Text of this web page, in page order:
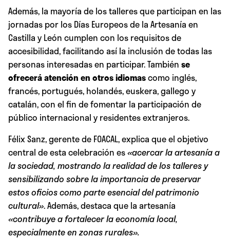
Además, la mayoría de los talleres que participan en las
jornadas por los Días Europeos de la Artesanía en
Castilla y León cumplen con los requisitos de
accesibilidad, facilitando así la inclusión de todas las
personas interesadas en participar. También se
ofrecerá atención en otros idiomascomo inglés,
francés, portugués, holandés, euskera, gallego y
catalán, con el fin de fomentar la participación de
público internacional y residentes extranjeros.
Félix Sanz, gerente de FOACAL, explica que el objetivo
central de esta celebración es«acercar la artesanía a
la sociedad, mostrando la realidad de los talleres y
sensibilizando sobre la importancia de preservar
estos oficios como parte esencial del patrimonio
cultural». Además, destaca que la artesanía
«contribuye a fortalecer la economía local,
especialmente en zonas rurales».